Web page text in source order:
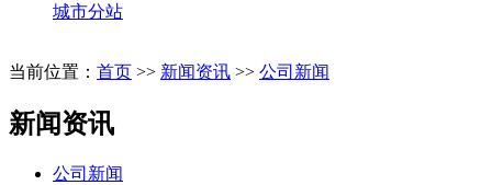
城市分站
当前位置： 首页 >> 新闻资讯 >> 公司新闻
新闻资讯
公司新闻